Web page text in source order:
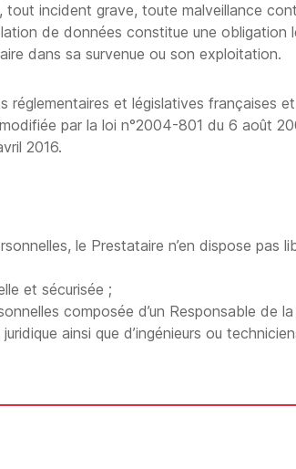
tout incident grave, toute malveillance
de données constitue une obligation
dans sa survenue ou son exploitation.
réglementaires et législatives françaises
par la loi n°2004-801 du 6 août
2016.
le Prestataire n’en dispose pas
et sécurisée ;
composée d’un Responsable de
ainsi que d’ingénieurs ou